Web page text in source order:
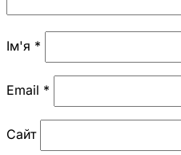
Ім'я *
Email *
Сайт